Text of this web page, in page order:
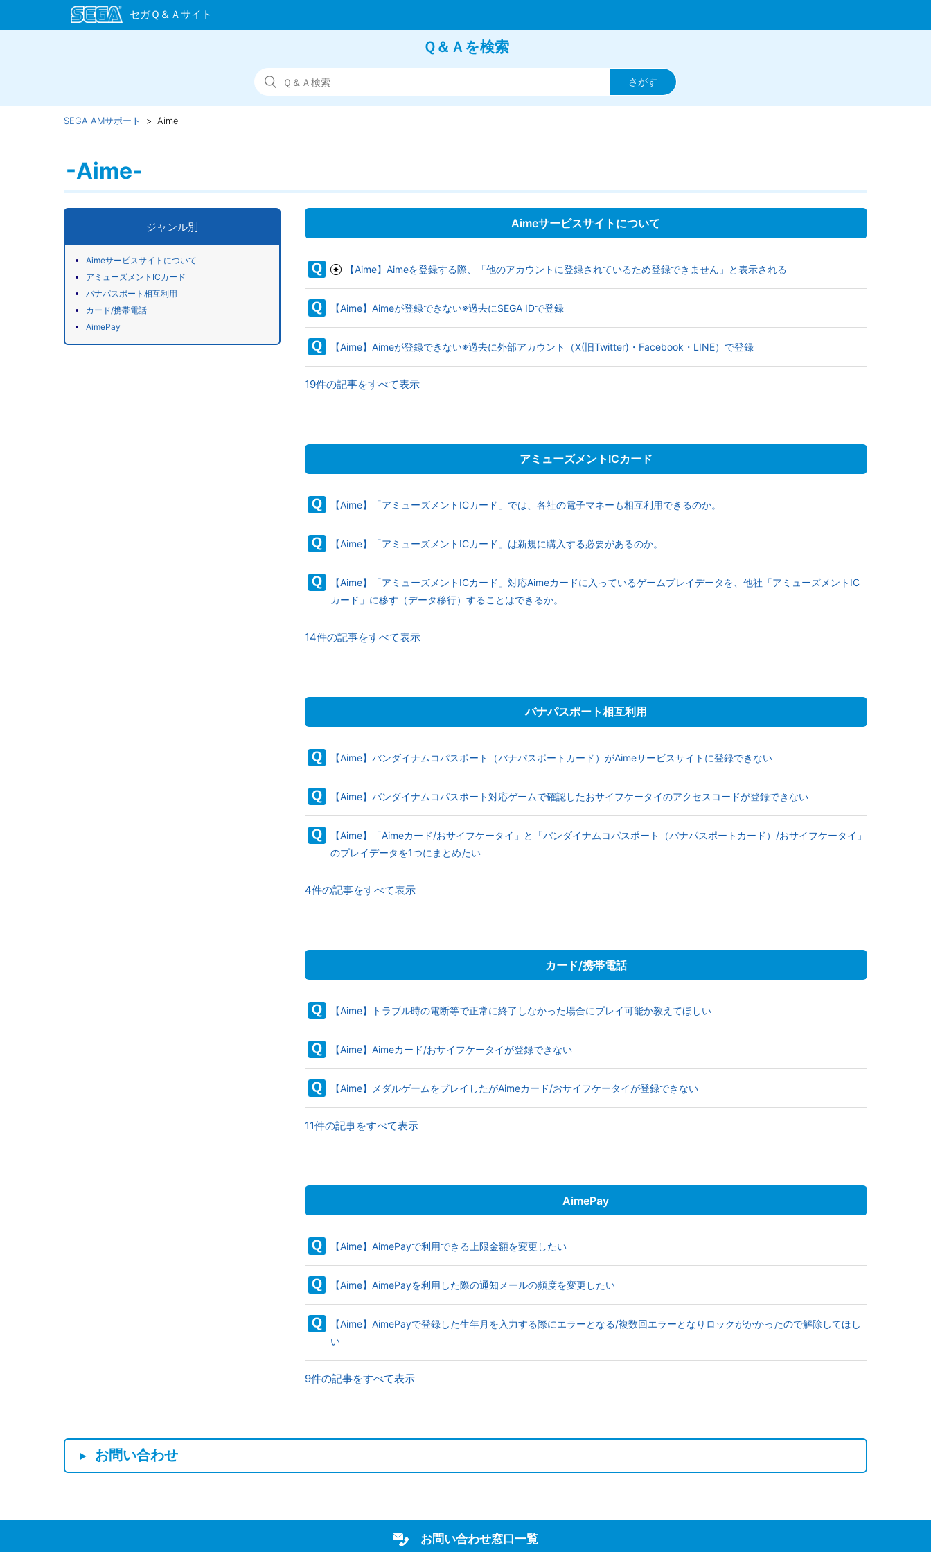
Ｑ＆Ａを検索
SEGA AMサポート Aime
-Aime-
ジャンル別
Aimeサービスサイトについて
アミューズメントICカード
バナパスポート相互利用
カード/携帯電話
AimePay
Aimeサービスサイトについて
【Aime】Aimeを登録する際、「他のアカウントに登録されているため登録できません」と表示される
【Aime】Aimeが登録できない※過去にSEGA IDで登録
【Aime】Aimeが登録できない※過去に外部アカウント（X(旧Twitter)・Facebook・LINE）で登録
19件の記事をすべて表示
アミューズメントICカード
【Aime】「アミューズメントICカード」では、各社の電子マネーも相互利用できるのか。
【Aime】「アミューズメントICカード」は新規に購入する必要があるのか。
【Aime】「アミューズメントICカード」対応Aimeカードに入っているゲームプレイデータを、他社「アミューズメントIC
カード」に移す（データ移行）することはできるか。
14件の記事をすべて表示
バナパスポート相互利用
【Aime】バンダイナムコパスポート（バナパスポートカード）がAimeサービスサイトに登録できない
【Aime】バンダイナムコパスポート対応ゲームで確認したおサイフケータイのアクセスコードが登録できない
【Aime】「Aimeカード/おサイフケータイ」と「バンダイナムコパスポート（バナパスポートカード）/おサイフケータイ」
のプレイデータを1つにまとめたい
4件の記事をすべて表示
カード/携帯電話
【Aime】トラブル時の電断等で正常に終了しなかった場合にプレイ可能か教えてほしい
【Aime】Aimeカード/おサイフケータイが登録できない
【Aime】メダルゲームをプレイしたがAimeカード/おサイフケータイが登録できない
11件の記事をすべて表示
AimePay
【Aime】AimePayで利用できる上限金額を変更したい
【Aime】AimePayを利用した際の通知メールの頻度を変更したい
【Aime】AimePayで登録した生年月を入力する際にエラーとなる/複数回エラーとなりロックがかかったので解除してほし
い
9件の記事をすべて表示
お問い合わせ
お問い合わせ窓口一覧